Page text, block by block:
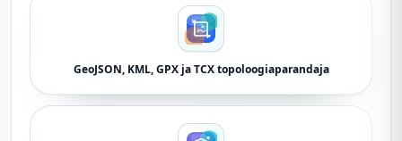
GeoJSON, KML, GPX ja TCX topoloogiaparandaja